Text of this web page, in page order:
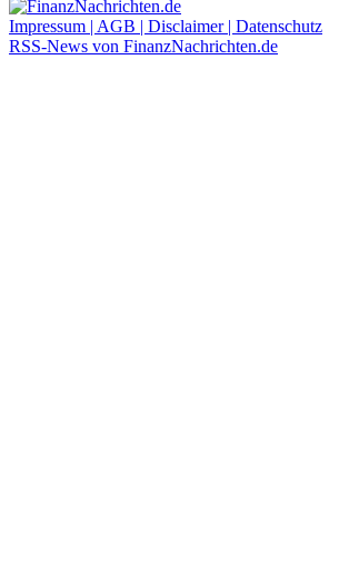
Impressum | AGB | Disclaimer | Datenschutz
RSS-News von FinanzNachrichten.de